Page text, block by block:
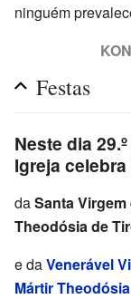
ninguém
Festas
Neste dia
Igreja
daSanta Virgem
Theodósia de
e daVenerável
Mártir